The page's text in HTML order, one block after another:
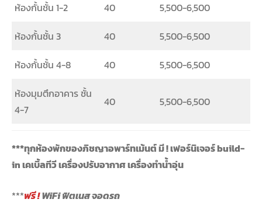
ห้องกั้นชั้น 1-2 40 5,500-6,500
ห้องกั้นชั้น 3 40 5,500-6,500
ห้องกั้นชั้น 4-8 40 5,500-6,500
ห้องมุมตึกอาคาร ชั้น
4-7
40 5,500-6,500
***ทุกห้องพักของภิชญาอพาร์ทเม้นต์ มี ! เฟอร์นิเจอร์ build-
in เคเบิ้ลทีวี เครื่องปรับอากาศ เครื่องทำน้ำอุ่น
***ฟรี !WiFi ฟิตเนส จอดรถ